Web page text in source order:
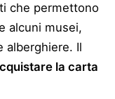
che permettono
alcuni musei,
alberghiere. Il
la carta